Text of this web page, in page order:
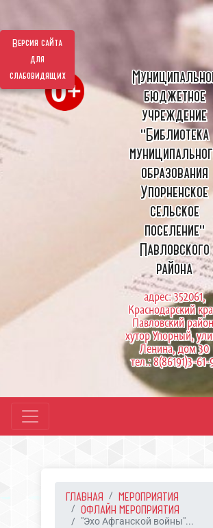
Версия сайта
для
слабовидящих
бюджетное
учреждение
"Библиотека
образования
Упорненское
сельское
поселение"
Павловского
района
адрес: 352061,
Краснодарский
Павловский
хутор Упорный,
Ленина, дом 30
тел.: 8(86191)3-61-
ГЛАВНАЯ
МЕРОПРИЯТИЯ
ОФЛАЙН МЕРОПРИЯТИЯ
"Эхо Афганской войны"...